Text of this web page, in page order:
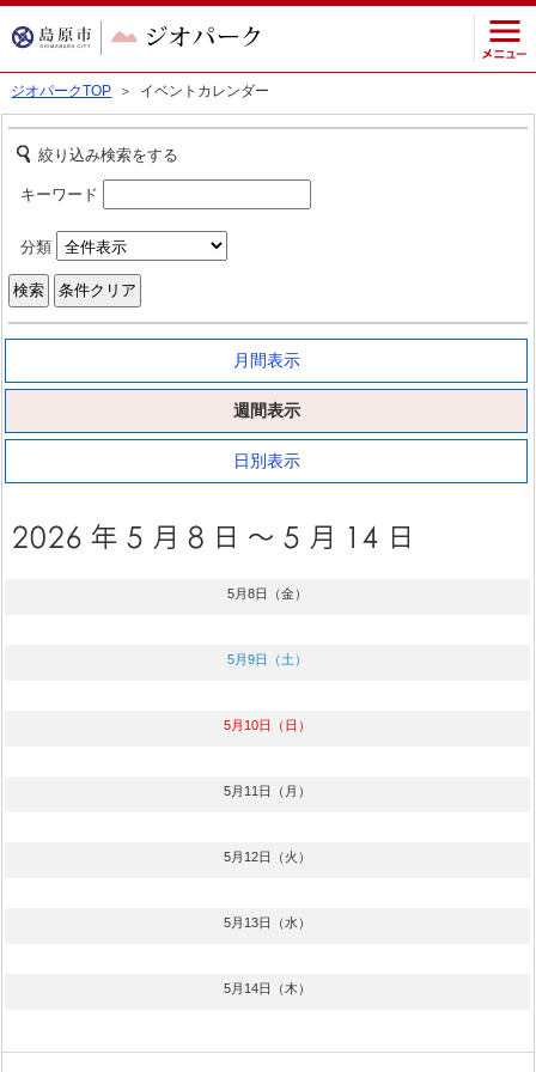
ジオパークTOP ＞ イベントカレンダー
絞り込み検索をする
キーワード
分類
月間表示
週間表示
日別表示
5月8日（金）
5月9日（土）
5月10日（日）
5月11日（月）
5月12日（火）
5月13日（水）
5月14日（木）